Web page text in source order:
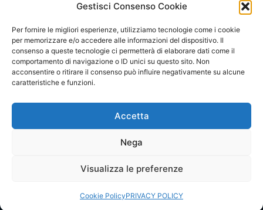
Gestisci Consenso Cookie
Per fornire le migliori esperienze, utilizziamo tecnologie come i cookie
per memorizzare e/o accedere alle informazioni del dispositivo. Il
consenso a queste tecnologie ci permetterà di elaborare dati come il
comportamento di navigazione o ID unici su questo sito. Non
acconsentire o ritirare il consenso può influire negativamente su alcune
caratteristiche e funzioni.
Accetta
Nega
Visualizza le preferenze
Cookie PolicyPRIVACY POLICY
WHISTLEBLOWING
CONTATTI
Via A. B. Nobel 3/A
43122 Parma
commerciale@profilinox.it
www.gruppovender.it